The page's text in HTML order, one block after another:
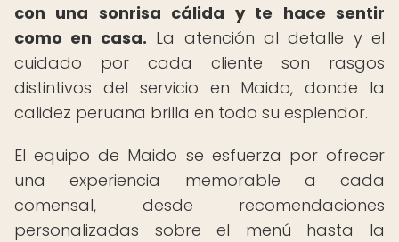
con una sonrisa cálida y te hace sentir
como en casa. La atención al detalle y el
cuidado por cada cliente son rasgos
distintivos del servicio en Maido, donde la
calidez peruana brilla en todo su esplendor.
El equipo de Maido se esfuerza por ofrecer
una experiencia memorable a cada
comensal, desde recomendaciones
personalizadas sobre el menú hasta la